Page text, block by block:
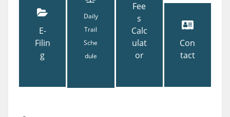
E-
Filin
g
Daily
Trail
Sche
dule
Fee
s
Calc
ulat
or
Con
tact